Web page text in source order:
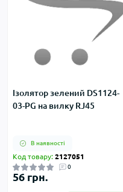
Ізолятор зелений DS1124-
03-PG на вилку RJ45
В наявності
Код товару: 2127051
0
56 грн.